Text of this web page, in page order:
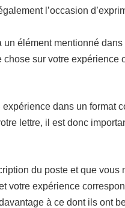
l’occasion
élément mentionné
sur votre expérience
dans un format
lettre, il est donc
du poste et que
votre expérience
à ce dont ils ont